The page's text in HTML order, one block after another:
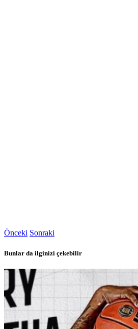
Önceki Sonraki
Bunlar da ilginizi çekebilir